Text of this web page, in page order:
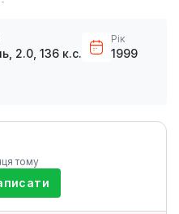
2.0, 136 к.с.
Рік
1999
тому